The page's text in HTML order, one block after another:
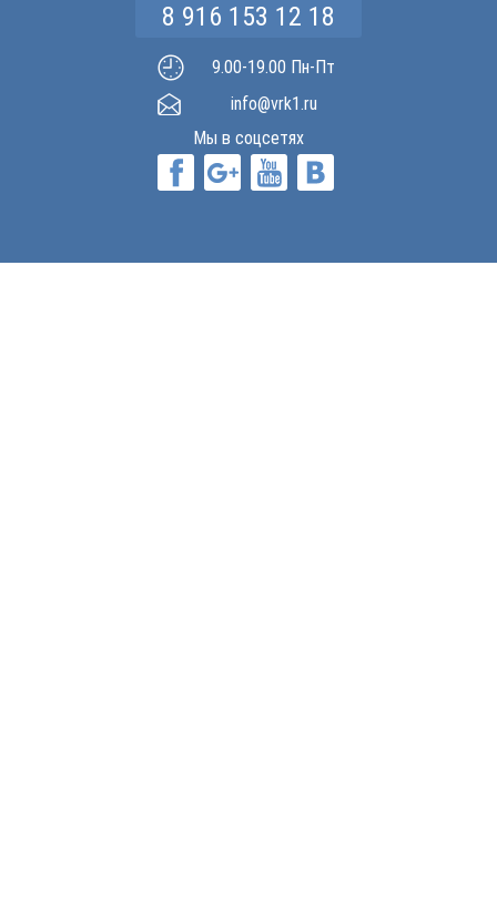
8 916 153 12 18
9.00-19.00 Пн-Пт
info@vrk1.ru
Мы в соцсетях